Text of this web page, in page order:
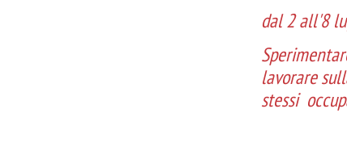
dal 2 all'8
lavorare
stessi